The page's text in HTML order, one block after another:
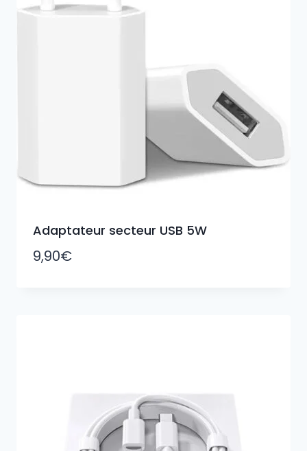
Adaptateur secteur USB 5W
9,90€